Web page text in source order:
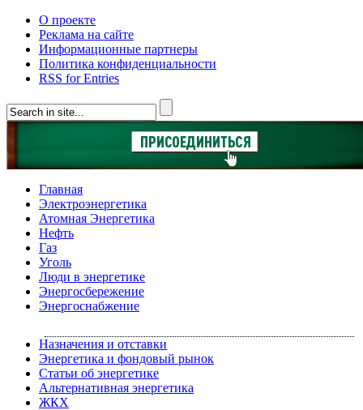
О проекте
Реклама на сайте
Информационные партнеры
Политика конфиденциальности
RSS for Entries
Главная
Электроэнергетика
Атомная Энергетика
Нефть
Газ
Уголь
Люди в энергетике
Энергосбережение
Энергоснабжение
Назначения и отставки
Энергетика и фондовый рынок
Статьи об энергетике
Альтернативная энергетика
ЖКХ